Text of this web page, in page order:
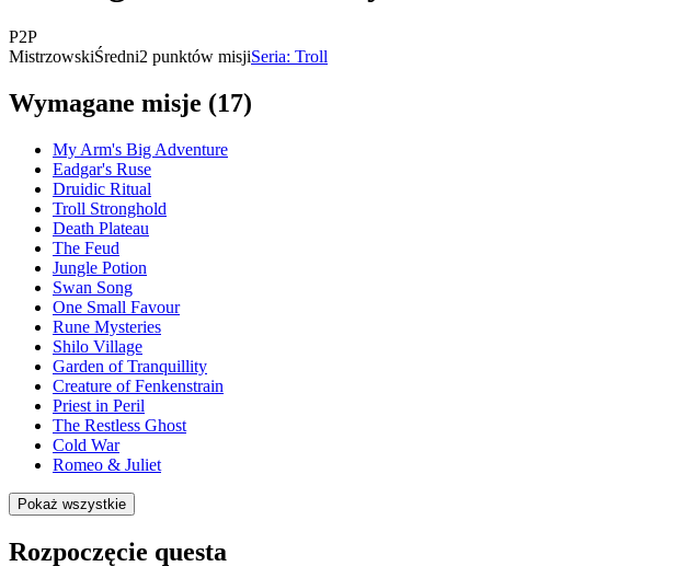
P2P
MistrzowskiŚredni2 punktów misjiSeria: Troll
Wymagane misje (17)
My Arm's Big Adventure
Eadgar's Ruse
Druidic Ritual
Troll Stronghold
Death Plateau
The Feud
Jungle Potion
Swan Song
One Small Favour
Rune Mysteries
Shilo Village
Garden of Tranquillity
Creature of Fenkenstrain
Priest in Peril
The Restless Ghost
Cold War
Romeo & Juliet
Pokaż wszystkie
Rozpoczęcie questa